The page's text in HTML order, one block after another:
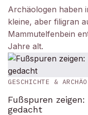
Archäologen haben
kleine, aber filigran
Mammutelfenbein
Jahre alt.
GESCHICHTE &
Fußspuren
gedacht